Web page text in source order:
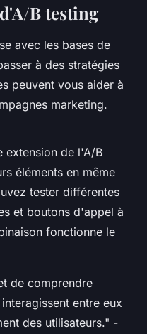
B testing
avec les bases de
à des stratégies
peuvent vous aider à
marketing.
extension de l'A/B
éléments en même
tester différentes
et boutons d'appel à
fonctionne le
de comprendre
entre eux
des utilisateurs." -